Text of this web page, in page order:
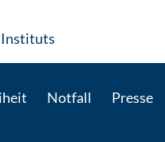
Instituts: Per E-Mail
Notfall Presse